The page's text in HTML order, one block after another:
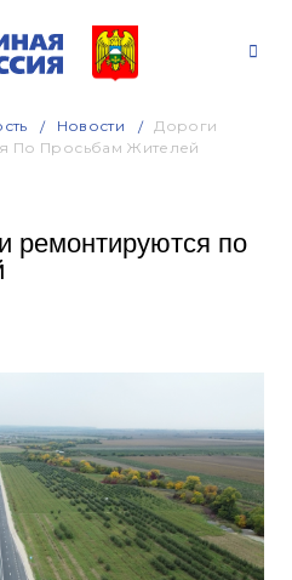
Новости
Дороги
По Просьбам Жителей
ремонтируются по